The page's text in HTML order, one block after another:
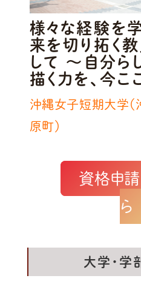
様々な経験を
来を切り拓く
して ～自分ら
描く力を、今こ
沖縄女子短期大学
原町）
資格申
ら
大学・学